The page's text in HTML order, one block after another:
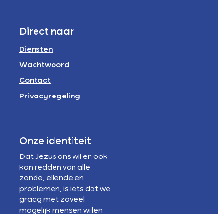
Direct naar
Diensten
Wachtwoord
Contact
Privacyregeling
Onze identiteit
Dat Jezus ons wil en ook
kan redden van alle
zonde, ellende en
problemen, is iets dat we
graag met zoveel
mogelijk mensen willen